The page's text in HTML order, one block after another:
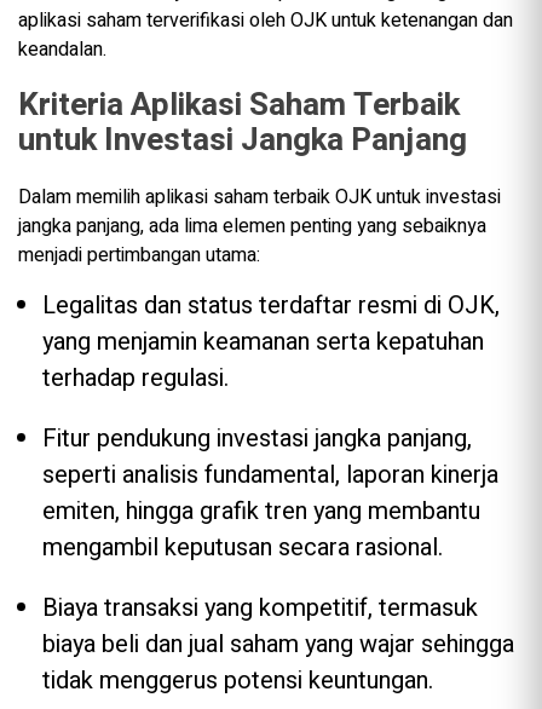
aplikasi saham terverifikasi oleh OJK untuk ketenangan dan
keandalan.
Kriteria Aplikasi Saham Terbaik
untuk Investasi Jangka Panjang
Dalam memilih aplikasi saham terbaik OJK untuk investasi
jangka panjang, ada lima elemen penting yang sebaiknya
menjadi pertimbangan utama:
Legalitas dan status terdaftar resmi di OJK,
yang menjamin keamanan serta kepatuhan
terhadap regulasi.
Fitur pendukung investasi jangka panjang,
seperti analisis fundamental, laporan kinerja
emiten, hingga grafik tren yang membantu
mengambil keputusan secara rasional.
Biaya transaksi yang kompetitif, termasuk
biaya beli dan jual saham yang wajar sehingga
tidak menggerus potensi keuntungan.